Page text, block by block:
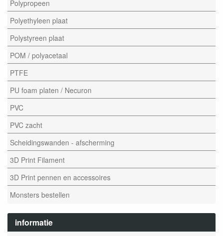
Polypropeen
Polyethyleen plaat
Polystyreen plaat
POM / polyacetaal
PTFE
PU foam platen / Necuron
PVC
PVC zacht
Scheidingswanden - afscherming
3D Print Filament
3D Print pennen en accessoires
Monsters bestellen
informatie